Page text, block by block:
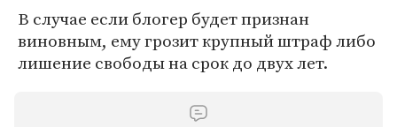
В случае если блогер будет признан
виновным, ему грозит крупный штраф либо
лишение свободы на срок до двух лет.